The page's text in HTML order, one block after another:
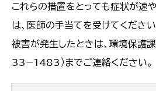
これらの措置をとっても症状が速
は、医師の手当てを受けてください
被害が発生したときは、環境保護
33−1483）までご連絡ください。